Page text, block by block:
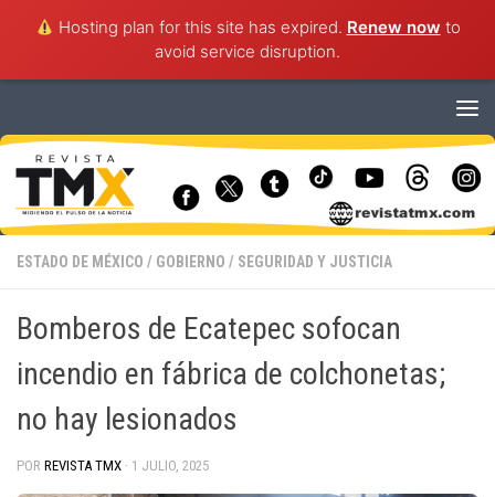
Hosting plan for this site has expired. Renew now to
avoid service disruption.
ESTADO DE MÉXICO / GOBIERNO / SEGURIDAD Y JUSTICIA
Bomberos de Ecatepec sofocan
incendio en fábrica de colchonetas;
no hay lesionados
POR REVISTA TMX · 1 JULIO, 2025